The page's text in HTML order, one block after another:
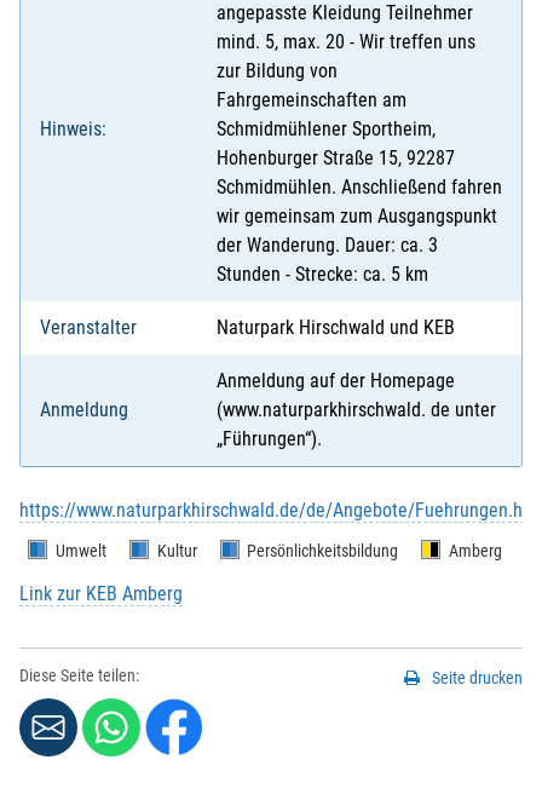
Hinweis:
angepasste Kleidung Teilnehmer
mind. 5, max. 20 - Wir treffen uns
zur Bildung von
Fahrgemeinschaften am
Schmidmühlener Sportheim,
Hohenburger Straße 15, 92287
Schmidmühlen. Anschließend fahren
wir gemeinsam zum Ausgangspunkt
der Wanderung. Dauer: ca. 3
Stunden - Strecke: ca. 5 km
Veranstalter Naturpark Hirschwald und KEB
Anmeldung
Anmeldung auf der Homepage
(www.naturparkhirschwald. de unter
„Führungen“).
https://www.naturparkhirschwald.de/de/Angebote/
Umwelt Kultur Persönlichkeitsbildung Amberg
Link zur KEB Amberg
Diese Seite teilen: Seite drucken